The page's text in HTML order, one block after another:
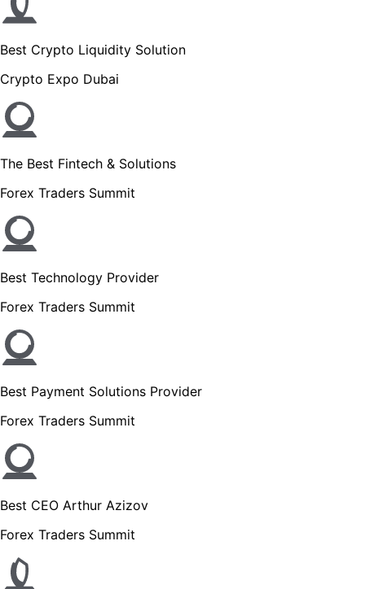
Best Crypto Liquidity Solution
Crypto Expo Dubai
The Best Fintech & Solutions
Forex Traders Summit
Best Technology Provider
Forex Traders Summit
Best Payment Solutions Provider
Forex Traders Summit
Best CEO Arthur Azizov
Forex Traders Summit